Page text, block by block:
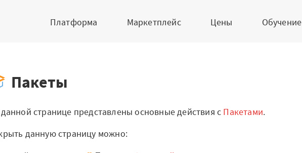
Платформа Маркетплейс Цены Обучение
Вопросы и ответы
Маркетплейс
Готовые решения
Партнерский портал
Пакеты
странице представлены основные действия с Пакетами.
данную страницу можно: